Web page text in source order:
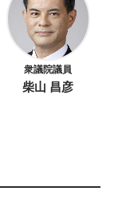
衆議院議員
柴山 昌彦